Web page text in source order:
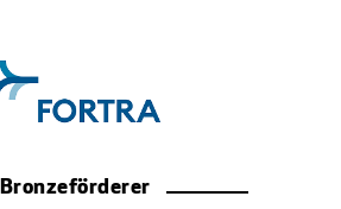
Bronzeförderer